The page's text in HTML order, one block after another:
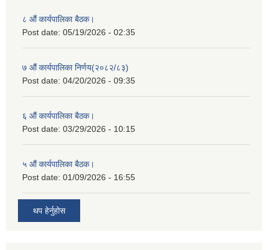
८ औं कार्यपालिका बैठक।
Post date: 05/19/2026 - 02:35
७ औं कार्यपालिका निर्णय(२०८२/८३)
Post date: 04/20/2026 - 09:35
६ औं कार्यपालिका बैठक।
Post date: 03/29/2026 - 10:15
५ औं कार्यपालिका बैठक।
Post date: 01/09/2026 - 16:55
थप हेर्नुहोस